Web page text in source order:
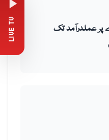
LIVE TV
پر عملدرآمد تک